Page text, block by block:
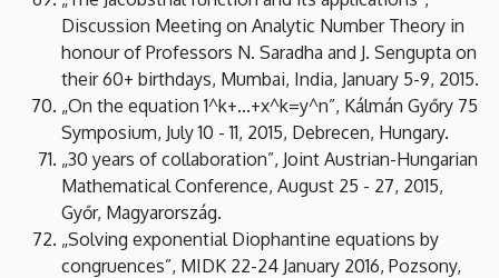
Discussion Meeting on Analytic Number Theory in
honour of Professors N. Saradha and J. Sengupta on
their 60+ birthdays, Mumbai, India, January 5-9, 2015.
„On the equation 1^k+...+x^k=y^n”, Kálmán Győry 75
Symposium, July 10 - 11, 2015, Debrecen, Hungary.
„30 years of collaboration”, Joint Austrian-Hungarian
Mathematical Conference, August 25 - 27, 2015,
Győr, Magyarország.
„Solving exponential Diophantine equations by
congruences”, MIDK 22-24 January 2016, Pozsony,